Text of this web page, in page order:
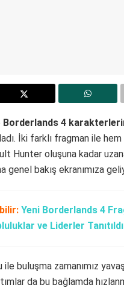
Borderlands 4
İki farklı fragman ile hem
Hunter oluşuna kadar
genel bakış ekranımıza
Yeni Borderlands 4
ve Liderler Tanıtıldı
ile buluşma zamanımız
da bu bağlamda